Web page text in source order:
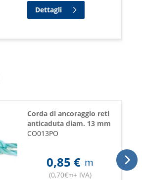
Dettagli
Corda di ancoraggio reti
anticaduta diam. 13 mm
CO013PO
0,85 € m
(0,70€m+ IVA)